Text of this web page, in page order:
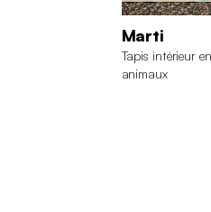
Marti
Tapis intérieur
animaux